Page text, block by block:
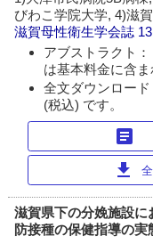
びわこ学院大学, 4)滋
滋賀母性衛生学会誌
アブストラクト
は基本料金に含ま
全文ダウンロー
(税込) です。
article
download
滋賀県下の分娩施設
防接種の保健指導の実